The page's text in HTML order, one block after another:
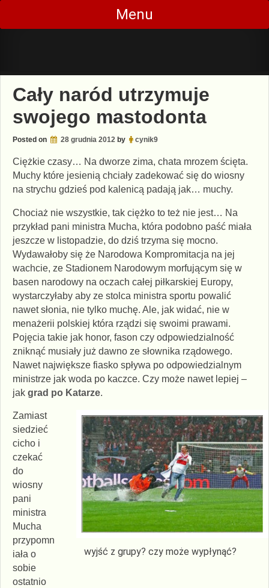
Skip
content
Menu
Cały naród utrzymuje
swojego mastodonta
Posted on 28 grudnia 2012 by cynik9
Ciężkie czasy… Na dworze zima, chata mrozem ścięta.
Muchy które jesienią chciały zadekować się do wiosny
na strychu gdzieś pod kalenicą padają jak… muchy.
Chociaż nie wszystkie, tak ciężko to też nie jest… Na
przykład pani ministra Mucha, która podobno paść miała
jeszcze w listopadzie, do dziś trzyma się mocno.
Wydawałoby się że Narodowa Kompromitacja na jej
wachcie, ze Stadionem Narodowym morfującym się w
basen narodowy na oczach całej piłkarskiej Europy,
wystarczyłaby aby ze stolca ministra sportu powalić
nawet słonia, nie tylko muchę. Ale, jak widać, nie w
menażerii polskiej która rządzi się swoimi prawami.
Pojęcia takie jak honor, fason czy odpowiedzialność
zniknąć musiały już dawno ze słownika rządowego.
Nawet największe fiasko spływa po odpowiedzialnym
ministrze jak woda po kaczce. Czy może nawet lepiej –
jak grad po Katarze.
wyjść z grupy? czy może wypłynąć?
Zamiast
siedzieć
cicho i
czekać
do
wiosny
pani
ministra
Mucha
przypomn
iała o
sobie
ostatnio